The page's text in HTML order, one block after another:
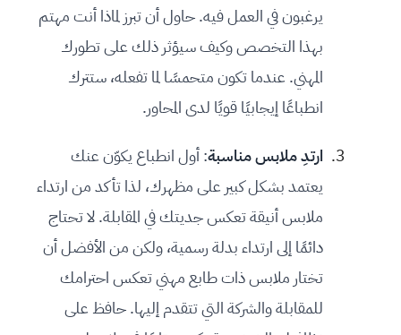
يرغبون في العمل فيه. حاول أن تبرز لماذا أنت مهتم
بهذا التخصص وكيف سيؤثر ذلك على تطورك
المهني. عندما تكون متحمسًا لما تفعله، ستترك
انطباعًا إيجابيًا قويًا لدى المحاور.
ارتدِ ملابس مناسبة: أول انطباع يكوّن عنك
يعتمد بشكل كبير على مظهرك، لذا تأكد من ارتداء
ملابس أنيقة تعكس جديتك في المقابلة. لا تحتاج
دائمًا إلى ارتداء بدلة رسمية، ولكن من الأفضل أن
تختار ملابس ذات طابع مهني تعكس احترامك
للمقابلة والشركة التي تتقدم إليها. حافظ على